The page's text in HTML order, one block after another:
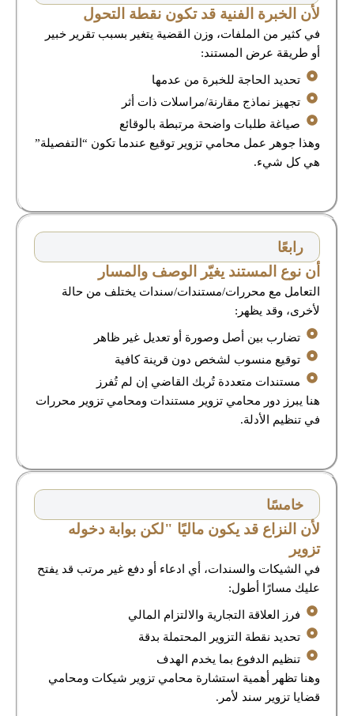
لأن الخبرة الفنية قد تكون نقطة التحول
في كثير من الملفات، وزن القضية يتغير بسبب تقرير خبير
أو طريقة عرض المستند:
تحديد الحاجة للخبرة من عدمها
تجهيز نماذج مقارنة/مراسلات ذات أثر
صياغة طلبات واضحة مرتبطة بالوقائع
وهذا جوهر عمل محامي تزوير توقيع عندما تكون “التفصيلة”
هي كل شيء.
رابعًا
أن نوع المستند يغيّر الوصف والمسار
التعامل مع محررات/مستندات/سندات يختلف من حالة
لأخرى، وقد يظهر:
تضارب بين أصل وصورة أو تعديل غير ظاهر
توقيع منسوب لشخص دون قرينة كافية
مستندات متعددة تُربك القاضي إن لم تُفرز
هنا يبرز دور محامي تزوير مستندات ومحامي تزوير محررات
في تنظيم الأدلة.
خامسًا
لأن النزاع قد يكون ماليًا "لكن بوابة دخوله
تزوير
في الشيكات والسندات، أي ادعاء أو دفع غير مرتب قد يفتح
عليك مسارًا أطول:
فرز العلاقة التجارية والالتزام المالي
تحديد نقطة التزوير المحتملة بدقة
تنظيم الدفوع بما يخدم الهدف
وهنا تظهر أهمية استشارة محامي تزوير شيكات ومحامي
قضايا تزوير سند لأمر.